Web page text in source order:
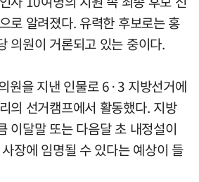
로 알려졌다. 유력한 후보로는 홍
의원이 거론되고 있는 중이다.
원을 지낸 인물로 6·3 지방선거에
의 선거캠프에서 활동했다. 지방
이달말 또는 다음달 초 내정설이
장에 임명될 수 있다는 예상이 들